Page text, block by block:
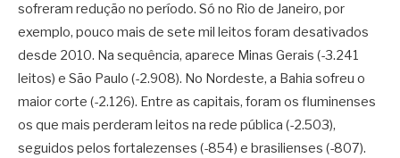
sofreram redução no período. Só no Rio de Janeiro, por
exemplo, pouco mais de sete mil leitos foram desativados
desde 2010. Na sequência, aparece Minas Gerais (-3.241
leitos) e São Paulo (-2.908). No Nordeste, a Bahia sofreu o
maior corte (-2.126). Entre as capitais, foram os fluminenses
os que mais perderam leitos na rede pública (-2.503),
seguidos pelos fortalezenses (-854) e brasilienses (-807).